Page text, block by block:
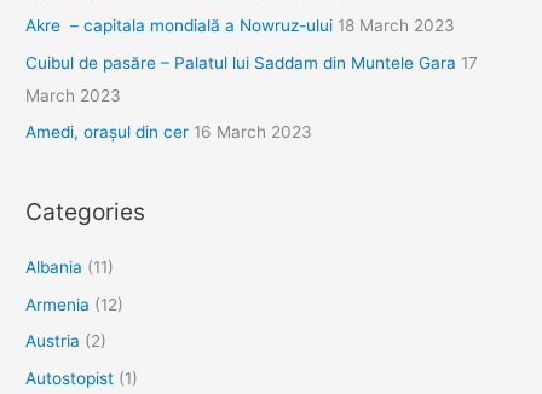
Akre – capitala mondială a Nowruz-ului 18 March 2023
Cuibul de pasăre – Palatul lui Saddam din Muntele Gara 17
March 2023
Amedi, orașul din cer 16 March 2023
Categories
Albania (11)
Armenia (12)
Austria (2)
Autostopist (1)